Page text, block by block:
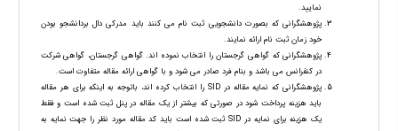
نمایید.
پژوهشگرانی که بصورت دانشجویی ثبت نام می کنند باید مدرکی دال بردانشجو بودن
خود زمان ثبت نام ارائه نمایند.
پژوهشگرانی که گواهی گرجستان را انتخاب نموده اند. گواهی گرجستان، گواهی شرکت
در کنفرانس می باشد و بنام فرد صادر می شود و با گواهی ارائه مقاله متفاوت است.
پژوهشگرانی که نمایه مقاله در SID را انتخاب کرده اند، باتوجه به اینکه برای هر مقاله
باید هزینه پرداخت شود در صورتی که بیشتر از یک مقاله در پنل ثبت شده است و فقط
یک هزینه برای نمایه در SID ثبت شده است باید کد مقاله مورد نظر را جهت نمایه به